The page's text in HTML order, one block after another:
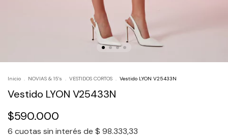
Inicio . NOVIAS & 15's . VESTIDOS CORTOS . Vestido LYON V25433N
Vestido LYON V25433N
$590.000
6 cuotas sin interés de $ 98.333,33